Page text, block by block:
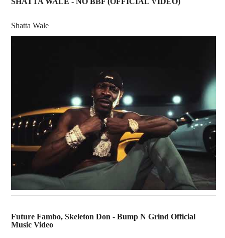
Shatta Wale
Future Fambo, Skeleton Don - Bump N Grind Official
Music Video